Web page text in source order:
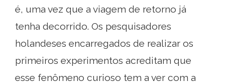
é, uma vez que a viagem de retorno já
tenha decorrido. Os pesquisadores
holandeses encarregados de realizar os
primeiros experimentos acreditam que
esse fenômeno curioso tem a ver com a